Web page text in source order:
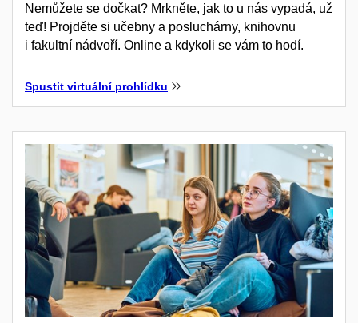
Nemůžete se dočkat? Mrkněte, jak to u nás vypadá, už
teď! Projděte si učebny a posluchárny, knihovnu
i fakultní nádvoří. Online a kdykoli se vám to hodí.
Spustit virtuální prohlídku